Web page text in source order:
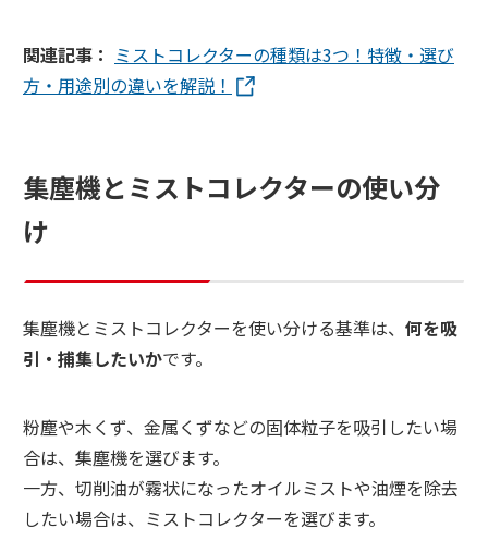
関連記事： ミストコレクターの種類は3つ！特徴・選び
方・用途別の違いを解説！
集塵機とミストコレクターの使い分
け
集塵機とミストコレクターを使い分ける基準は、 何を吸
引・捕集したいかです。
粉塵や木くず、金属くずなどの固体粒子を吸引したい場
合は、集塵機を選びます。
一方、切削油が霧状になったオイルミストや油煙を除去
したい場合は、ミストコレクターを選びます。